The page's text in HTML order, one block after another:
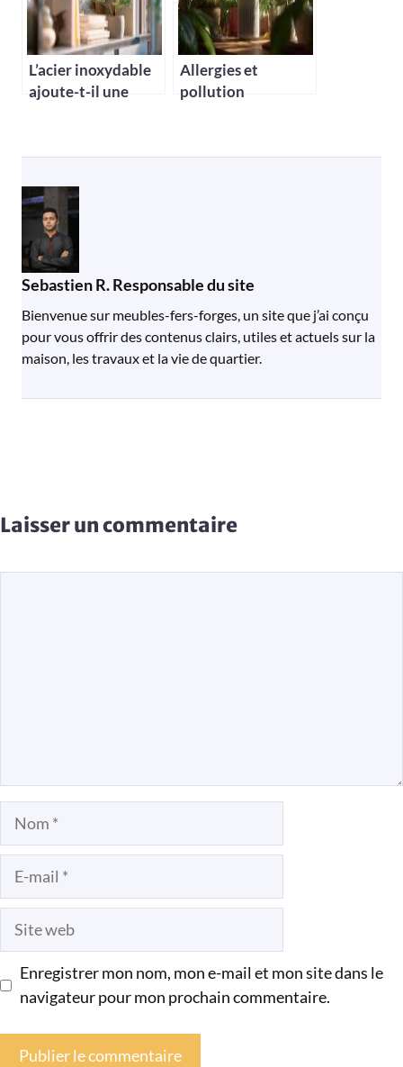
L’acier inoxydable
ajoute-t-il une
design d’intérieur ?
Allergies et
pollution
air plus sain chez
Sebastien R. Responsable du site
Bienvenue sur meubles-fers-forges, un site que j’ai conçu
pour vous offrir des contenus clairs, utiles et actuels sur la
maison, les travaux et la vie de quartier.
Laisser un commentaire
Enregistrer mon nom, mon e-mail et mon site dans le
navigateur pour mon prochain commentaire.